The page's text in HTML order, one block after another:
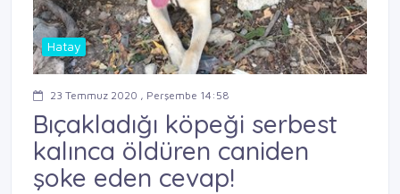
Hatay
23 Temmuz 2020 , Perşembe 14:58
Bıçakladığı köpeği serbest
kalınca öldüren caniden
şoke eden cevap!